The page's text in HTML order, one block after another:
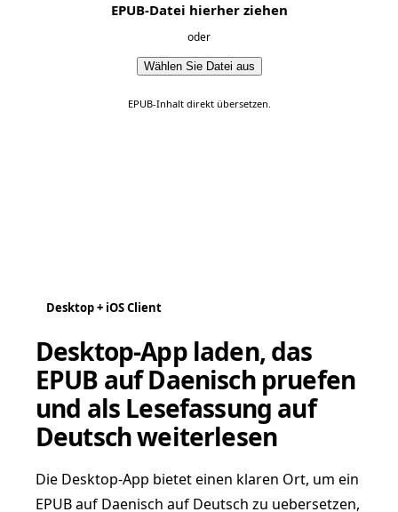
EPUB-Datei hierher ziehen
oder
Wählen Sie Datei aus
EPUB-Inhalt direkt übersetzen.
Desktop + iOS Client
Desktop-App laden, das
EPUB auf Daenisch pruefen
und als Lesefassung auf
Deutsch weiterlesen
Die Desktop-App bietet einen klaren Ort, um ein
EPUB auf Daenisch auf Deutsch zu uebersetzen,